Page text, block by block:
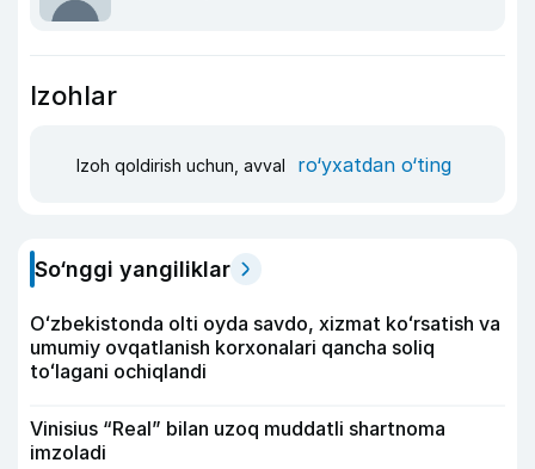
Izohlar
Izoh qoldirish uchun, avval ro‘yxatdan o‘ting
So‘nggi yangiliklar
Oʻzbekistonda olti oyda savdo, xizmat koʻrsatish va
umumiy ovqatlanish korxonalari qancha soliq
toʻlagani ochiqlandi
Vinisius “Real” bilan uzoq muddatli shartnoma
imzoladi